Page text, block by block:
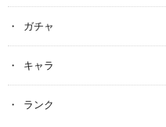
ガチャ
キャラ
ランク